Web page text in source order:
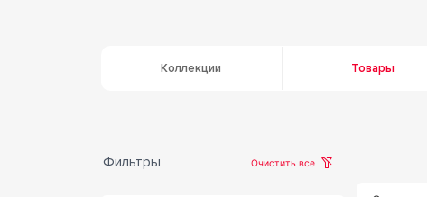
Коллекции Товары
Фильтры Очистить все